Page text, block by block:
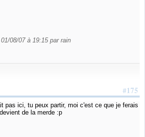
08/07 à 19:15 par rain
#175
pas ici, tu peux partir, moi c'est ce que je ferais
de la merde :p